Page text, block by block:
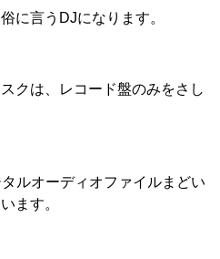
に言うDJになります。
クは、レコード盤のみをさし
ルオーディオファイルまどい
ます。